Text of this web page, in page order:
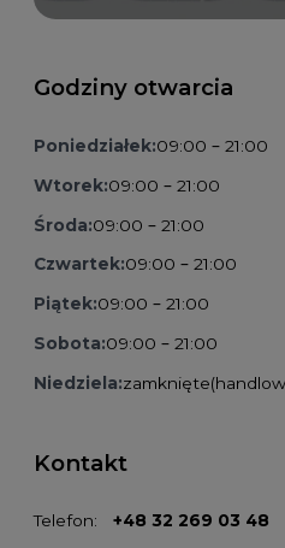
Godziny otwarcia
Poniedziałek:09:00 – 21:00
Wtorek:09:00 – 21:00
Środa:09:00 – 21:00
Czwartek:09:00 – 21:00
Piątek:09:00 – 21:00
Sobota:09:00 – 21:00
Niedziela:zamknięte
Kontakt
Telefon: +48 32 269 03 48